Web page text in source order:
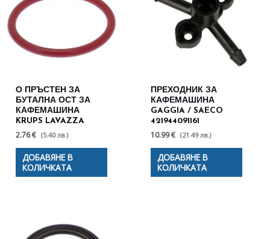
О ПРЪСТЕН ЗА
БУТАЛНА ОСТ ЗА
КАФЕМАШИНА
KRUPS LAVAZZA
2.76 € (5.40 лв.)
ДОБАВЯНЕ В
КОЛИЧКАТА
ПРЕХОДНИК ЗА
КАФЕМАШИНА
GAGGIA / SAECO
421944091161
10.99 € (21.49 лв.)
ДОБАВЯНЕ В
КОЛИЧКАТА